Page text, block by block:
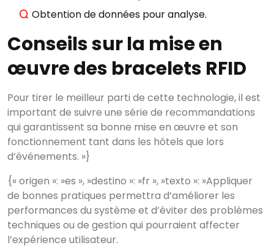
pour voir les résultats.
Obtention de données pour analyse.
Conseils sur la mise en
œuvre des bracelets RFID
Pour tirer le meilleur parti de cette technologie, il est
important de suivre une série de recommandations
qui garantissent sa bonne mise en œuvre et son
fonctionnement tant dans les hôtels que lors
d’événements. »}
{« origen »: »es », »destino »: »fr », »texto »: »Appliquer
de bonnes pratiques permettra d’améliorer les
performances du système et d’éviter des problèmes
techniques ou de gestion qui pourraient affecter
l’expérience utilisateur.